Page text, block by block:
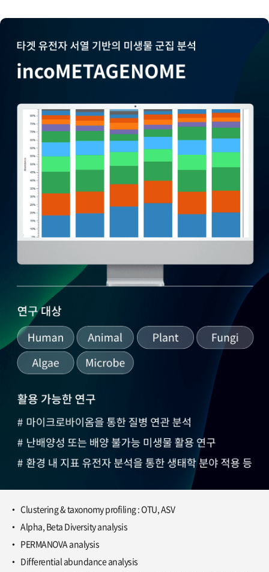
Clustering & taxonomy profiling : OTU, ASV
Alpha, Beta Diversity analysis
PERMANOVA analysis
Differential abundance analysis